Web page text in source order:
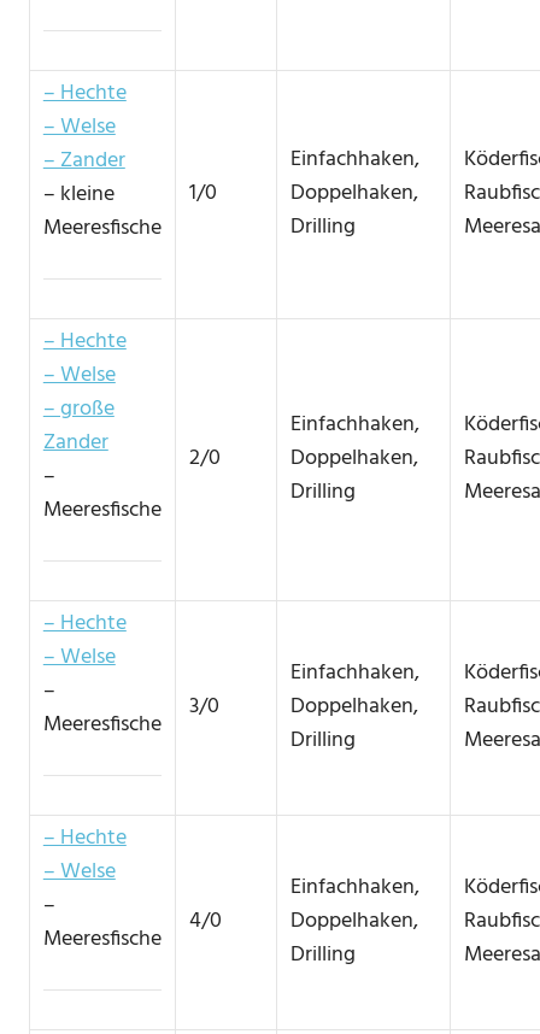
– Hechte
– Welse
– Zander
– kleine
Meeresfische
1/0
Einfachhaken,
Doppelhaken,
Drilling
– Hechte
– Welse
– große
Zander
–
Meeresfische
2/0
Einfachhaken,
Doppelhaken,
Drilling
– Hechte
– Welse
–
Meeresfische
3/0
Einfachhaken,
Doppelhaken,
Drilling
– Hechte
– Welse
–
Meeresfische
4/0
Einfachhaken,
Doppelhaken,
Drilling